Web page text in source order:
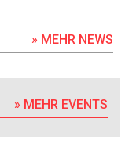
» MEHR NEWS
» MEHR EVENTS